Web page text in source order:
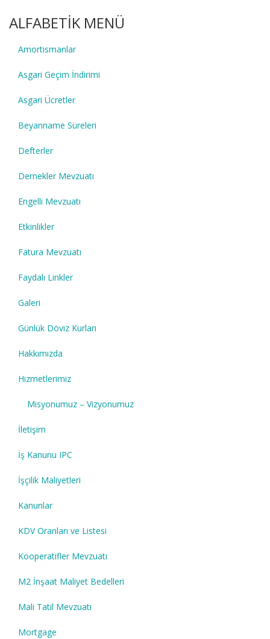
ALFABETİK MENÜ
Amortismanlar
Asgari Geçim İndirimi
Asgari Ücretler
Beyanname Süreleri
Defterler
Dernekler Mevzuatı
Engelli Mevzuatı
Etkinlikler
Fatura Mevzuatı
Faydalı Linkler
Galeri
Günlük Döviz Kurları
Hakkımızda
Hizmetlerimiz
Misyonumuz – Vizyonumuz
İletişim
İş Kanunu IPC
İşçilik Maliyetleri
Kanunlar
KDV Oranları ve Listesi
Kooperatifler Mevzuatı
M2 İnşaat Maliyet Bedelleri
Mali Tatil Mevzuatı
Mortgage